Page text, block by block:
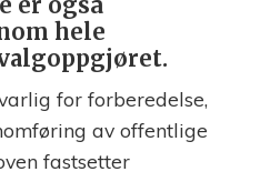
hele
for forberedelse,
av offentlige
fastsetter